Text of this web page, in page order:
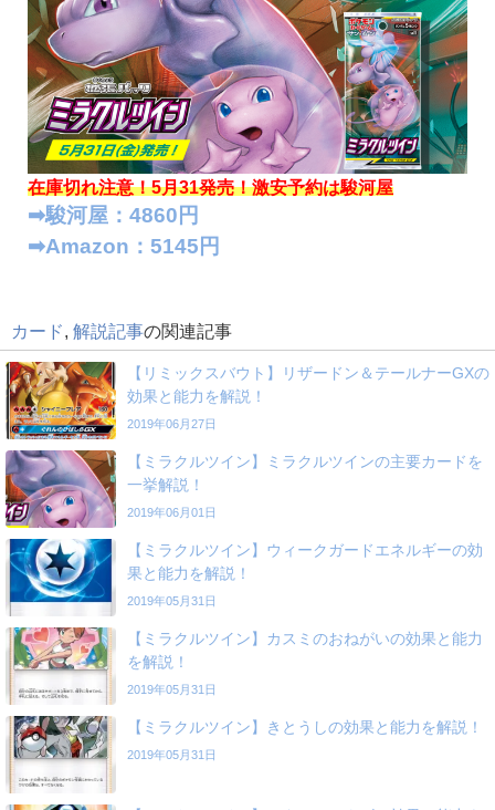
在庫切れ注意！5月31発売！激安予約は駿河屋
➡︎駿河屋：4860円
➡︎Amazon：5145円
カード 解説記事の関連記事
【リミックスバウト】リザードン＆テールナーGXの
効果と能力を解説！
2019年06月27日
【ミラクルツイン】ミラクルツインの主要カードを
一挙解説！
2019年06月01日
【ミラクルツイン】ウィークガードエネルギーの効
果と能力を解説！
2019年05月31日
【ミラクルツイン】カスミのおねがいの効果と能力
を解説！
2019年05月31日
【ミラクルツイン】きとうしの効果と能力を解説！
2019年05月31日